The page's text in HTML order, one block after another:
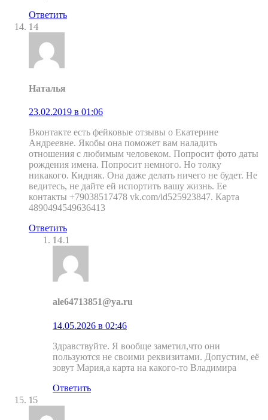
Ответить
14
Наталья
23.02.2019 в 01:06
Вконтакте есть фейковые отзывы о Екатерине
Андреевне. Якобы она поможет вам наладить
отношения с любимым человеком. Попросит фото даты
рождения имена. Попросит немного. Но толку
никакого. Кидняк. Она даже делать ничего не будет. Не
ведитесь, не дайте ей испортить вашу жизнь. Ее
контакты +79038517478 vk.com/id525923847. Карта
4890494549636413
Ответить
14.1
ale64713851@ya.ru
14.05.2026 в 02:46
Здравствуйте. Я вообще заметил,что они
пользуются не своими реквизитами. Допустим, её
зовут Мария,а карта на какого-то Владимира
Ответить
15